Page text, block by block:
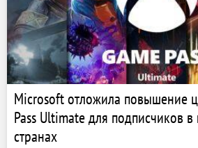
Microsoft отложила повышение
Pass Ultimate для подписчиков в
странах